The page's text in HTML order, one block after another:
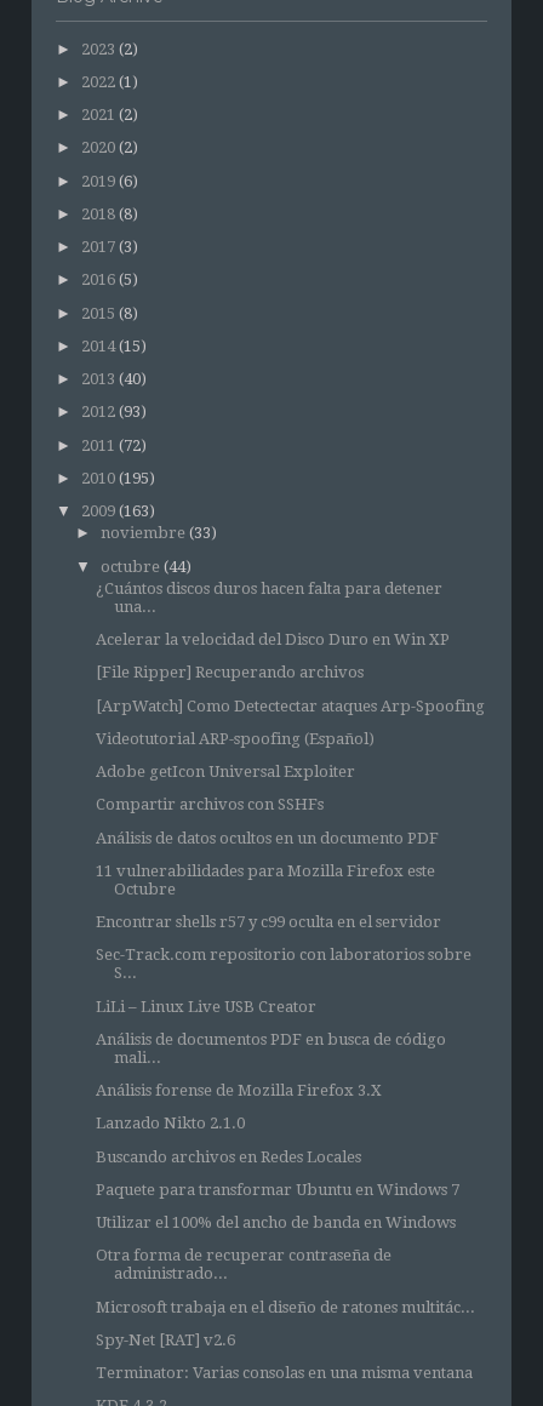
► 2023 (2)
► 2022 (1)
► 2021 (2)
► 2020 (2)
► 2019 (6)
► 2018 (8)
► 2017 (3)
► 2016 (5)
► 2015 (8)
► 2014 (15)
► 2013 (40)
► 2012 (93)
► 2011 (72)
► 2010 (195)
▼
2009 (163)
► noviembre (33)
▼
octubre (44)
¿Cuántos discos duros hacen falta para detener
una...
Acelerar la velocidad del Disco Duro en Win XP
[File Ripper] Recuperando archivos
[ArpWatch] Como Detectectar ataques Arp-Spoofing
Videotutorial ARP-spoofing (Español)
Adobe getIcon Universal Exploiter
Compartir archivos con SSHFs
Análisis de datos ocultos en un documento PDF
11 vulnerabilidades para Mozilla Firefox este
Octubre
Encontrar shells r57 y c99 oculta en el servidor
Sec-Track.com repositorio con laboratorios sobre
S...
LiLi – Linux Live USB Creator
Análisis de documentos PDF en busca de código
mali...
Análisis forense de Mozilla Firefox 3.X
Lanzado Nikto 2.1.0
Buscando archivos en Redes Locales
Paquete para transformar Ubuntu en Windows 7
Utilizar el 100% del ancho de banda en Windows
Otra forma de recuperar contraseña de
administrado...
Microsoft trabaja en el diseño de ratones multitác...
Spy-Net [RAT] v2.6
Terminator: Varias consolas en una misma ventana